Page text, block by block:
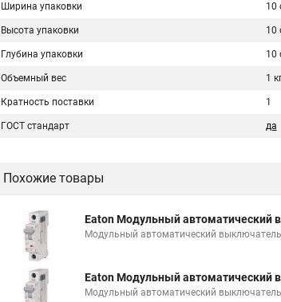
Ширина упаковки 10
Высота упаковки 10
Глубина упаковки 10
Объемный вес 1
Кратность поставки 1
ГОСТ стандарт да
Похожие товары
Eaton Модульный автоматический
Модульный автоматический
Eaton Модульный автоматический
Модульный автоматический